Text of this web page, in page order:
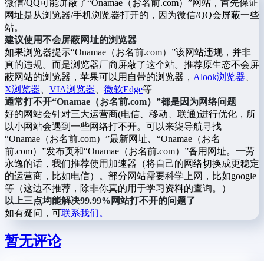
微信/QQ可能屏蔽了“Onamae（お名前.com）”网站，首先保证
网址是从浏览器/手机浏览器打开的，因为微信/QQ会屏蔽一些
站。
建议使用不会屏蔽网址的浏览器
如果浏览器提示“Onamae（お名前.com）”该网站违规，并非
真的违规。而是浏览器厂商屏蔽了这个站。推荐原生态不会屏
蔽网站的浏览器，苹果可以用自带的浏览器， Alook浏览器
X浏览器
VIA浏览器 微软Edge等
通常打不开“Onamae（お名前.com）”都是因为网络问题
好的网站会针对三大运营商(电信、移动、联通)进行优化，所
以小网站会遇到一些网络打不开。可以来柒导航寻找
“Onamae（お名前.com）”最新网址、“Onamae（お名
前.com）”发布页和“Onamae（お名前.com）”备用网址。一劳
永逸的话，我们推荐使用加速器（将自己的网络切换成更稳定
的运营商，比如电信）。部分网站需要科学上网，比如google
等（这边不推荐，除非你真的用于学习资料的查询。）
以上三点均能解决99.99%网站打不开的问题了
如有疑问，可联系我们。
暂无评论